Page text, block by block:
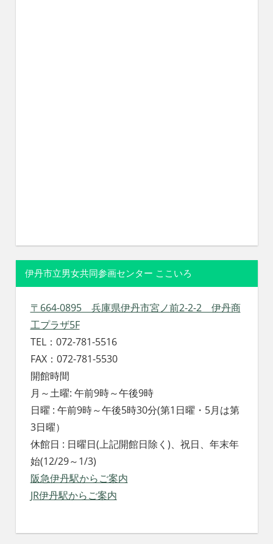
伊丹市立男女共同参画センター ここいろ
〒664-0895 兵庫県伊丹市宮ノ前2-2-2 伊丹商
工プラザ5F
TEL：072-781-5516
FAX：072-781-5530
開館時間
月～土曜: 午前9時～午後9時
日曜 : 午前9時～午後5時30分(第1日曜・5月は第
3日曜）
休館日 : 日曜日(上記開館日除く)、祝日、年末年
始(12/29～1/3)
阪急伊丹駅からご案内
JR伊丹駅からご案内